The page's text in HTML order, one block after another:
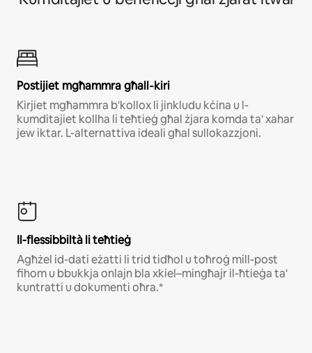
Роѕtіјіеt mgħаmmrа għаll‐kіrі
Kirjiet mgħammra b'kollox li jinkludu kċina u l-
kumditajiet kollha li teħtieġ għal żjara komda ta' xahar
jew iktar. L-alternattiva ideali għal sullokazzjoni.
Il-flessibbiltà li teħtieġ
Agħżel id-dati eżatti li trid tidħol u toħroġ mill-post
fihom u bbukkja onlajn bla xkiel–mingħajr il-ħtieġa ta'
kuntratti u dokumenti oħra.*